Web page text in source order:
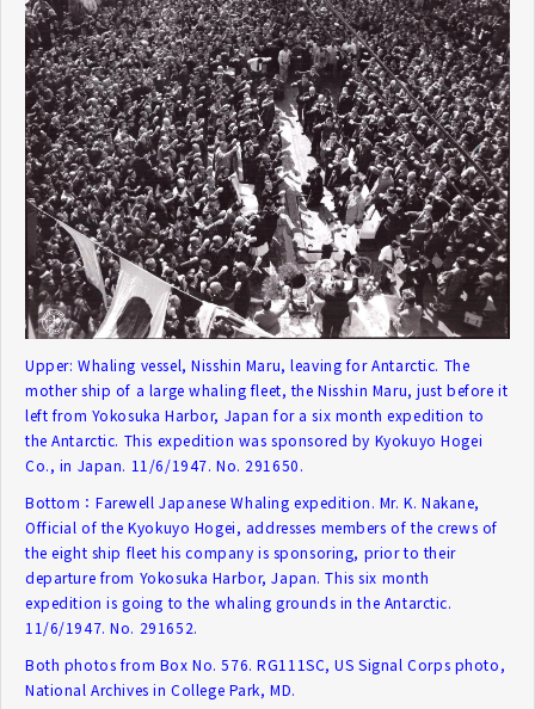
Upper: Whaling vessel, Nisshin Maru, leaving for Antarctic. The
mother ship of a large whaling fleet, the Nisshin Maru, just before it
left from Yokosuka Harbor, Japan for a six month expedition to
the Antarctic. This expedition was sponsored by Kyokuyo Hogei
Co., in Japan. 11/6/1947. No. 291650.
Bottom：Farewell Japanese Whaling expedition. Mr. K. Nakane,
Official of the Kyokuyo Hogei, addresses members of the crews of
the eight ship fleet his company is sponsoring, prior to their
departure from Yokosuka Harbor, Japan. This six month
expedition is going to the whaling grounds in the Antarctic.
11/6/1947. No. 291652.
Both photos from Box No. 576. RG111SC, US Signal Corps photo,
National Archives in College Park, MD.